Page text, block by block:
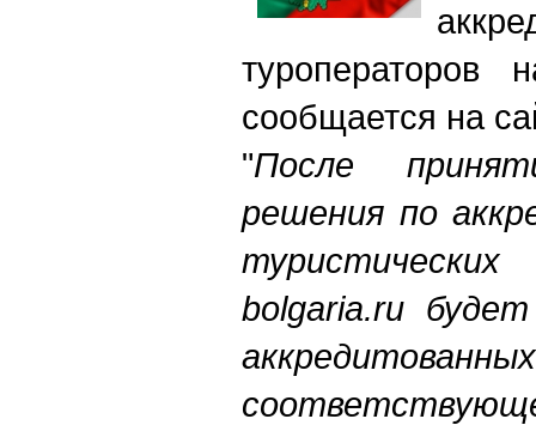
сообщается на
"После
решения по
bolgaria.ru